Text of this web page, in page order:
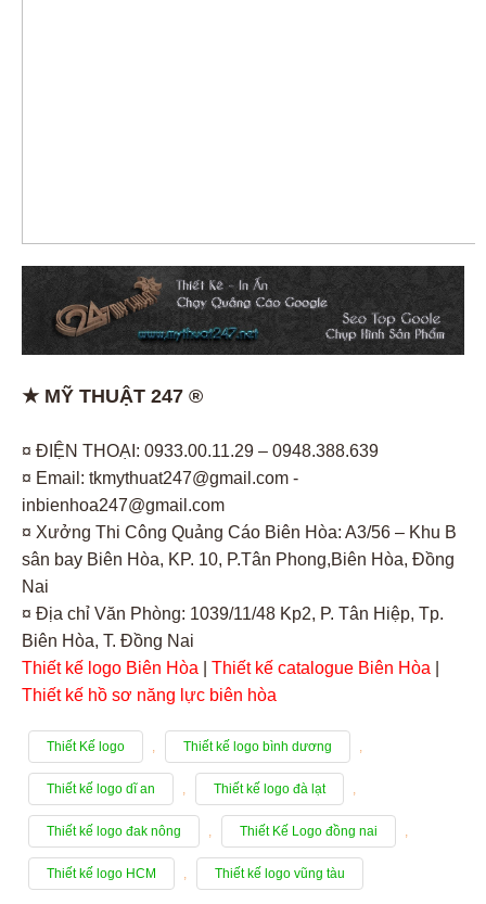
★ MỸ THUẬT 247 ®
¤ ĐIỆN THOẠI: 0933.00.11.29 – 0948.388.639
¤ Email: tkmythuat247@gmail.com -
inbienhoa247@gmail.com
¤ Xưởng Thi Công Quảng Cáo Biên Hòa: A3/56 – Khu B
sân bay Biên Hòa, KP. 10, P.Tân Phong,Biên Hòa, Đồng
Nai
¤ Địa chỉ Văn Phòng: 1039/11/48 Kp2, P. Tân Hiệp, Tp.
Biên Hòa, T. Đồng Nai
Thiết kế logo Biên Hòa
Thiết kế catalogue Biên Hòa
Thiết kế hồ sơ năng lực biên hòa
Thiết Kế logo , Thiết kế logo bình dương ,
Thiết kế logo dĩ an , Thiết kế logo đà lạt ,
Thiết kế logo đak nông , Thiết Kế Logo đồng nai ,
Thiết kế logo HCM , Thiết kế logo vũng tàu